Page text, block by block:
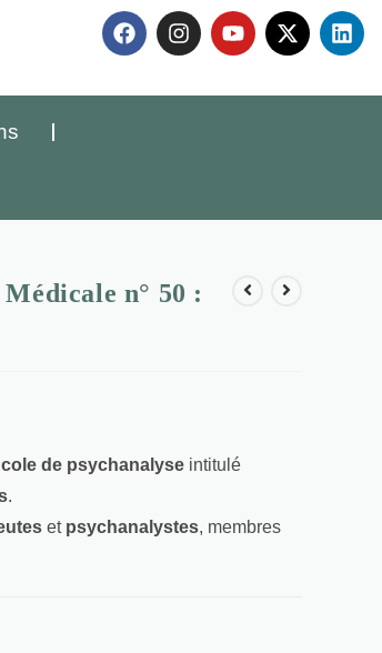
n° 50 :
de psychanalyse intitulé
.
et psychanalystes, membres